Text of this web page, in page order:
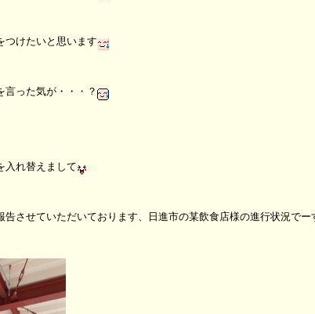
つけたいと思います
言った気が・・・？
入れ替えまして
告させていただいております、日進市の某飲食店様の進行状況でー